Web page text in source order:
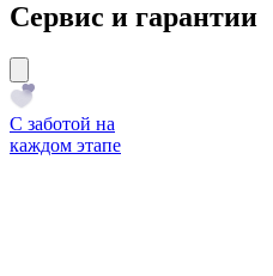
Сервис и гарантии
С заботой на
каждом этапе